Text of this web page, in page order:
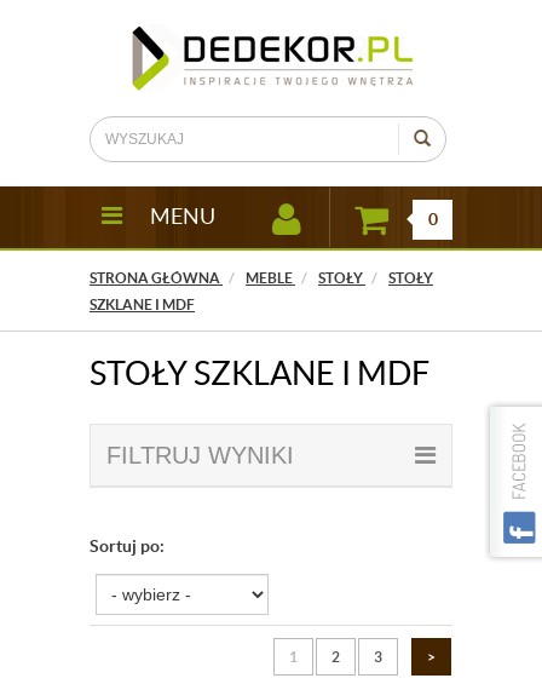
MENU 0
STRONA GŁÓWNA MEBLE STOŁY
STOŁY
SZKLANE I MDF
STOŁY SZKLANE I MDF
FILTRUJ WYNIKI
Sortuj po:
1 2 3 >